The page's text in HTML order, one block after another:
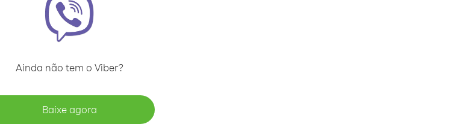
Ainda não tem o Viber?
Baixe agora